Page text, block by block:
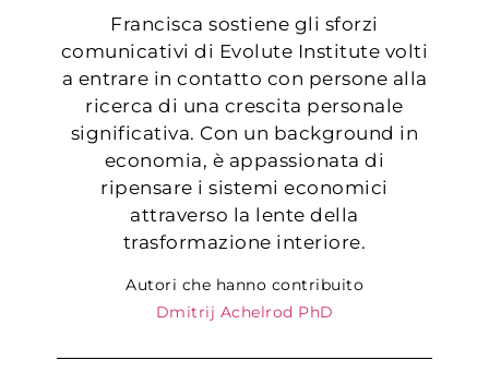
Francisca sostiene gli sforzi
comunicativi di Evolute Institute volti
a entrare in contatto con persone alla
ricerca di una crescita personale
significativa. Con un background in
economia, è appassionata di
ripensare i sistemi economici
attraverso la lente della
trasformazione interiore.
Autori che hanno contribuito
Dmitrij Achelrod PhD